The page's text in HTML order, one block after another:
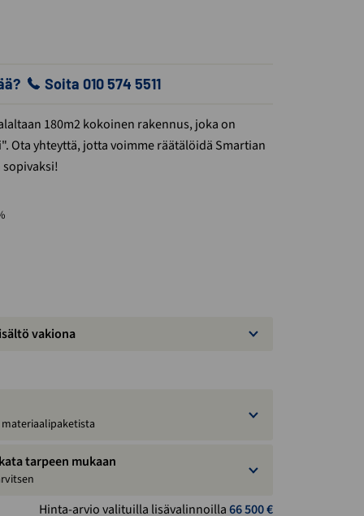
Soita 010 574 5511
180m2 kokoinen rakennus, joka on
Ota yhteyttä, jotta voimme räätälöidä Smartian
vakiona
tarpeen mukaan
Hinta-arvio valituilla lisävalinnoilla66 500€